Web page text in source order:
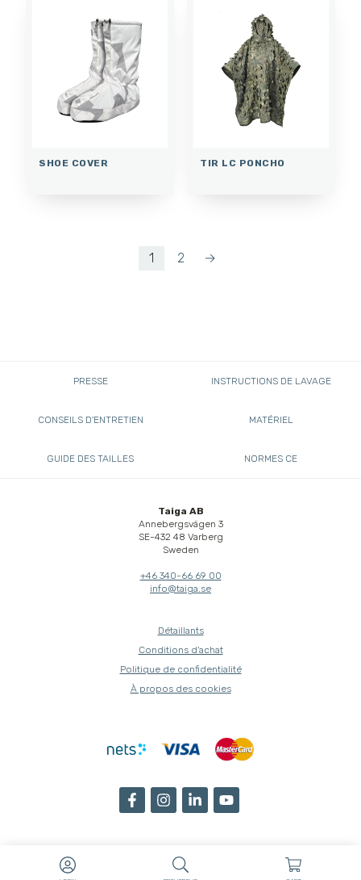
SHOE COVER TIR LC PONCHO
1 2 →
PRESSE INSTRUCTIONS DE LAVAGE
CONSEILS D'ENTRETIEN MATÉRIEL
GUIDE DES TAILLES NORMES CE
Taiga AB
Annebergsvägen 3
SE-432 48 Varberg
Sweden
+46 340-66 69 00
info@taiga.se
Détaillants
Conditions d'achat
Politique de confidentialité
À propos des cookies